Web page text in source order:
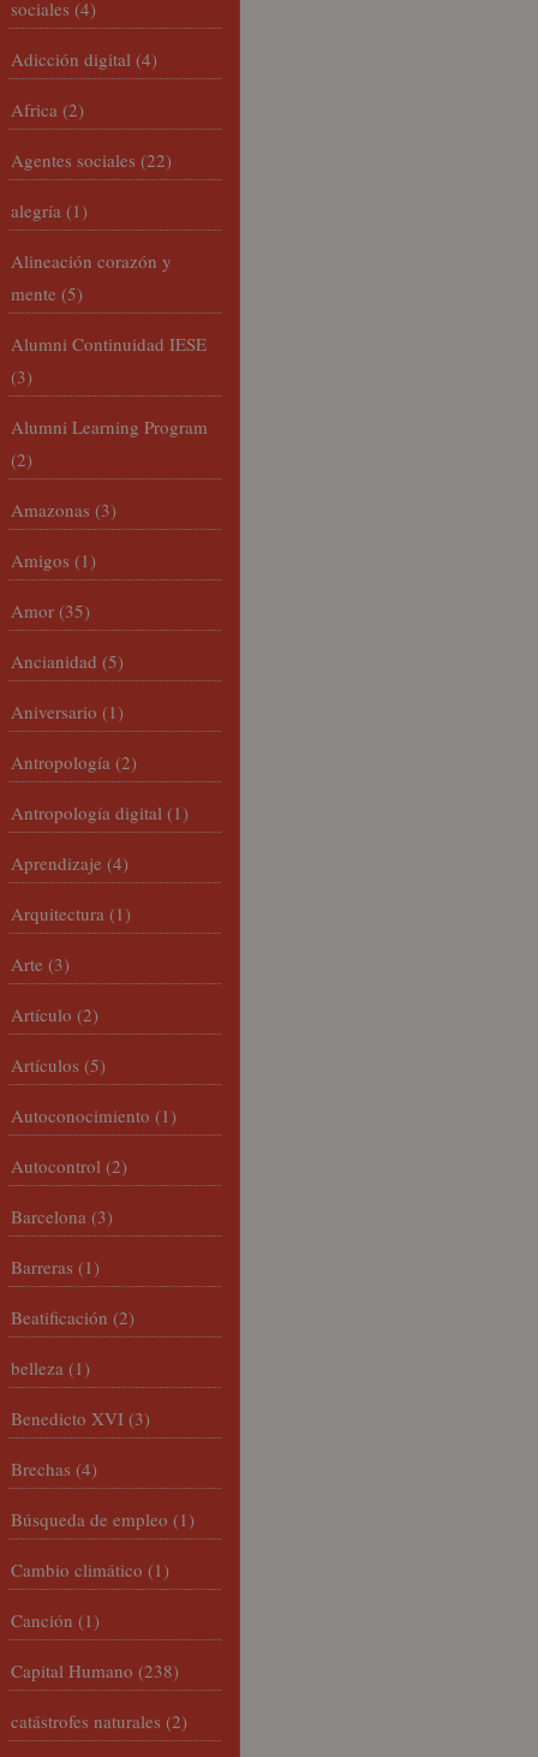
sociales (4)
Adicción digital (4)
Africa (2)
Agentes sociales (22)
alegría (1)
Alineación corazón y
mente (5)
Alumni Continuidad IESE
(3)
Alumni Learning Program
(2)
Amazonas (3)
Amigos (1)
Amor (35)
Ancianidad (5)
Aniversario (1)
Antropología (2)
Antropología digital (1)
Aprendizaje (4)
Arquitectura (1)
Arte (3)
Artículo (2)
Artículos (5)
Autoconocimiento (1)
Autocontrol (2)
Barcelona (3)
Barreras (1)
Beatificación (2)
belleza (1)
Benedicto XVI (3)
Brechas (4)
Búsqueda de empleo (1)
Cambio climático (1)
Canción (1)
Capital Humano (238)
catástrofes naturales (2)